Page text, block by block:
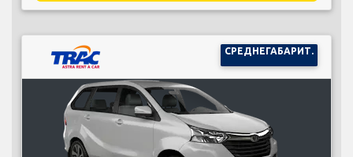
СРЕДНЕГАБАРИТ.